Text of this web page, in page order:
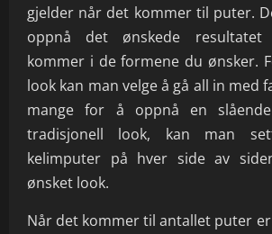
gjelder når det kommer til puter.
oppnå det ønskede resultatet
kommer i de formene du ønsker.
look kan man velge å gå all in med
mange for å oppnå en
tradisjonell look, kan man
kelimputer på hver side av
ønsket look.
Når det kommer til antallet puter